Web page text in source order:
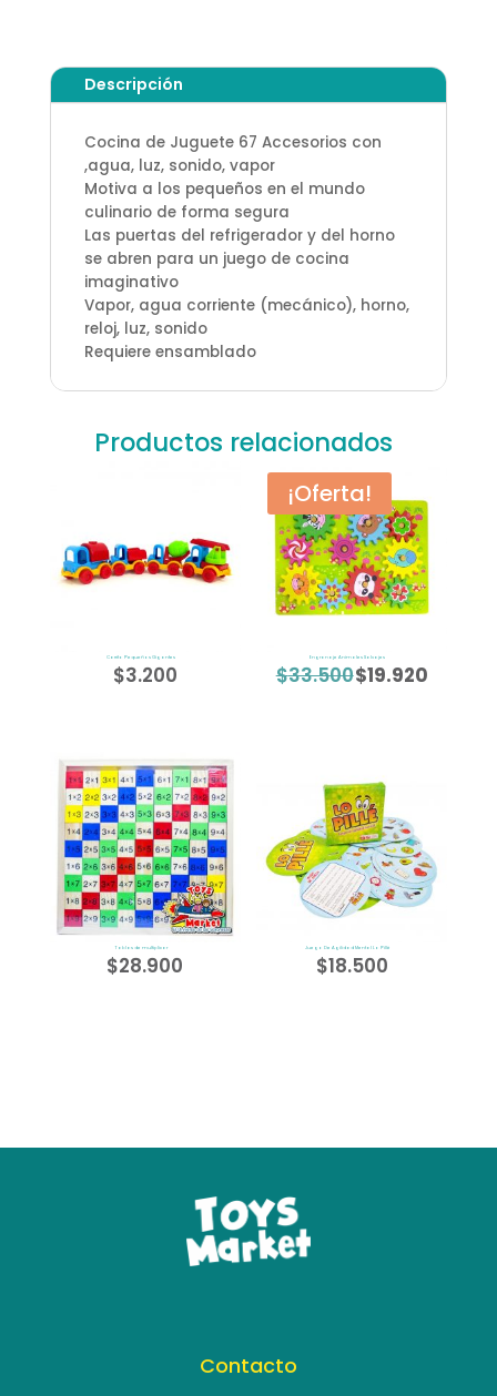
Descripción
Cocina de Juguete 67 Accesorios con
,agua, luz, sonido, vapor
Motiva a los pequeños en el mundo
culinario de forma segura
Las puertas del refrigerador y del horno
se abren para un juego de cocina
imaginativo
Vapor, agua corriente (mecánico), horno,
reloj, luz, sonido
Requiere ensamblado
Productos relacionados
Carrito Pequeños Gigantes
$3.200
¡Oferta!
Engranaje Animales Salvajes
$33.500 El
$33.500.
$19.920El
Tablas de multiplicar
$28.900
Juego De Agilidad Mental Lo Pillé
$18.500
Contacto